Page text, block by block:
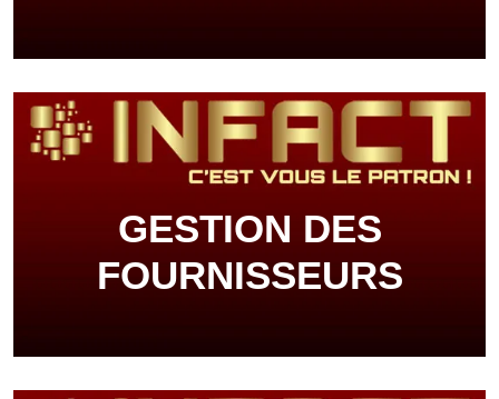
GESTION DES
FOURNISSEURS